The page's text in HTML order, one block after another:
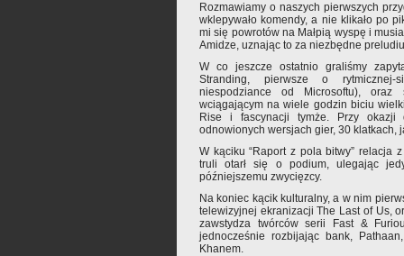
Rozmawiamy o naszych pierwszych
wklepywało komendy, a nie klikało po
mi się powrotów na Małpią wyspę i
Amidze, uznając to za niezbędne
W co jeszcze ostatnio graliśmy
Stranding, pierwsze o rytmicznej-
niespodziance od Microsoftu),
wciągającym na wiele godzin biciu
Rise i fascynacji tymże. Przy
odnowionych wersjach gier, 30 klatkach,
W kąciku “Raport z pola bitwy” relacja
truli otarł się o podium, ulegając
późniejszemu zwycięzcy.
Na koniec kącik kulturalny, a w nim
telewizyjnej ekranizacji The Last of Us,
zawstydza twórców serii Fast &
jednocześnie rozbijając bank,
Khanem.